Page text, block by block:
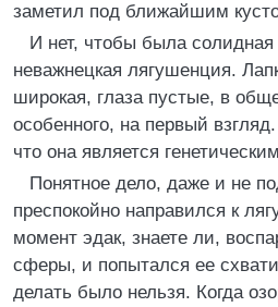
заметил под ближайшим
И нет, чтобы была солидная
неважнецкая лягушенция.
широкая, глаза пустые, в
особенного, на первый
что она является
Понятное дело, даже и не
преспокойно направился к
момент эдак, знаете ли,
сферы, и попытался ее
делать было нельзя. Когда